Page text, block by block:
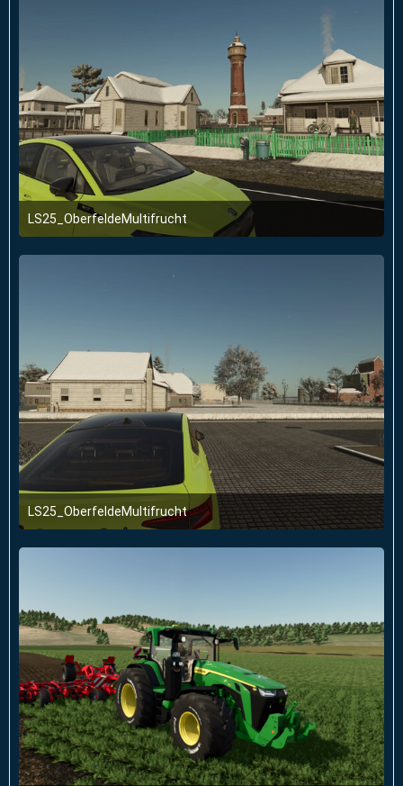
LS25_OberfeldeMultifrucht
2. Januar 2026 um 23:51
LS25_OberfeldeMultifrucht
2. Januar 2026 um 23:51